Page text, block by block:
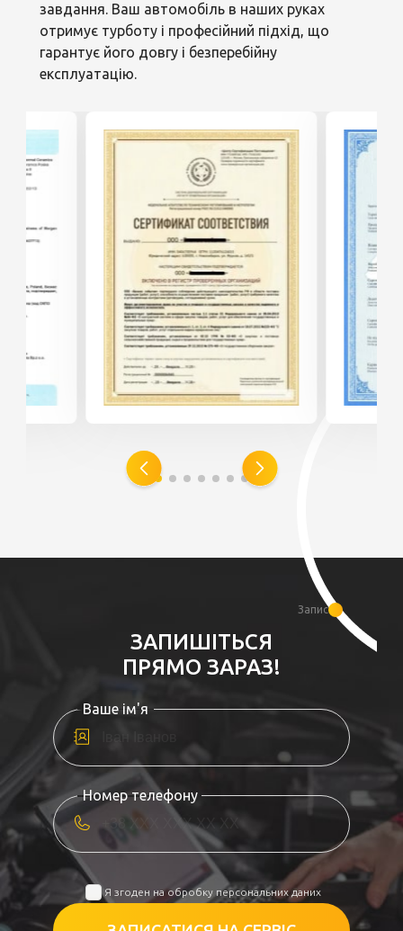
завдання. Ваш автомобіль в наших руках
отримує турботу і професійний підхід, що
гарантує його довгу і безперебійну
експлуатацію.
Запис
ЗАПИШІТЬСЯ
ПРЯМО ЗАРАЗ!
Ваше ім'я
Номер телефону
Я згоден на обробку персональних даних